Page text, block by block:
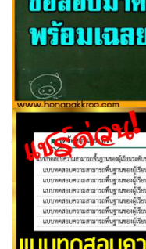
ข้อสอบ ป.5 ข้อสอบมาต
โหลด่วน!